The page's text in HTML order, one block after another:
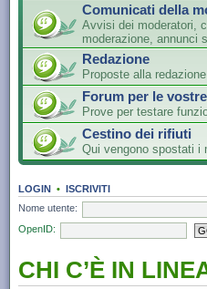
Comunicati della
Avvisi dei moderatori,
moderazione, annunci
Redazione
Proposte alla redazione
Forum per le
Prove per testare
Cestino dei rifiuti
Qui vengono spostati i
LOGIN • ISCRIVITI
Nome utente:
OpenID:
CHI C’È IN